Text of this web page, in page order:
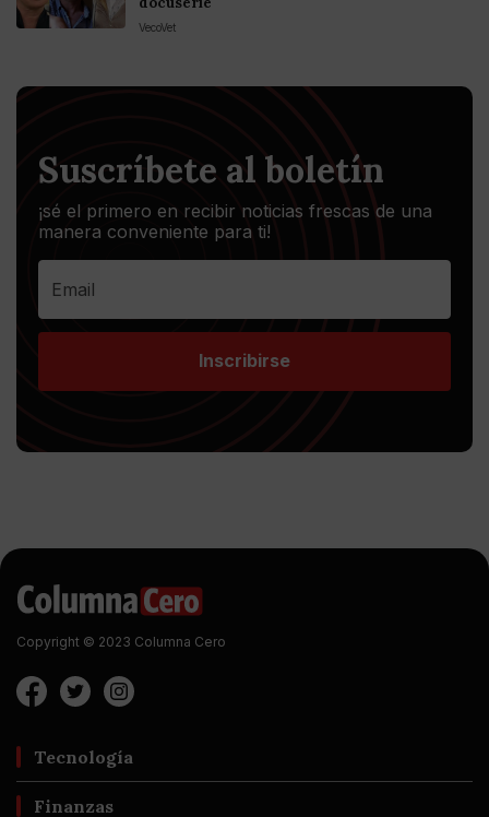
VecoVet
Suscríbete al boletín
¡sé el primero en recibir noticias frescas de una
manera conveniente para ti!
Inscribirse
Copyright © 2023 Columna Cero
Tecnología
Finanzas